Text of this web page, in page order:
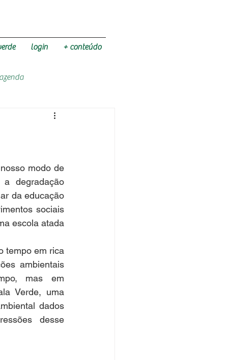
login + conteúdo
modo de
degradação
da educação
sociais
escola atada
tempo em rica
ambientais
mas em
Verde, uma
dados
desse